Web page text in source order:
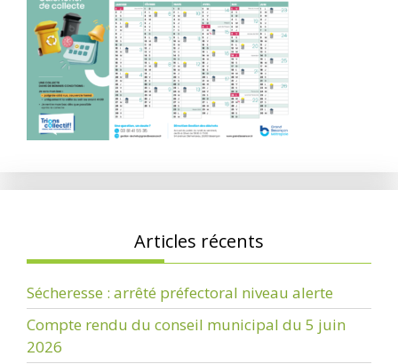
Articles récents
Sécheresse : arrêté préfectoral niveau alerte
Compte rendu du conseil municipal du 5 juin
2026